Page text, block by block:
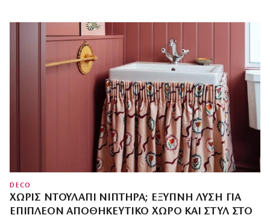
DECO
ΧΩΡΊΣ ΝΤΟΥΛΆΠΙ ΝΙΠΤΉΡΑ; ΈΞΥΠΝΗ ΛΎΣΗ ΓΙΑ
ΕΠΙΠΛΈΟΝ ΑΠΟΘΗΚΕΥΤΙΚΌ ΧΏΡΟ ΚΑΙ ΣΤΥΛ ΣΤΟ